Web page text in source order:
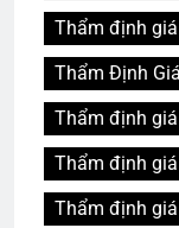
Thẩm định
Thẩm Định
Thẩm định
Thẩm định
Thẩm định